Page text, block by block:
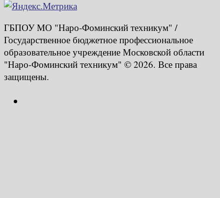
ГБПОУ МО "Наро-Фоминский техникум" /
Государственное бюджетное профессиональное
образовательное учреждение Московской области
"Наро-Фоминский техникум" © 2026. Все права
защищены.